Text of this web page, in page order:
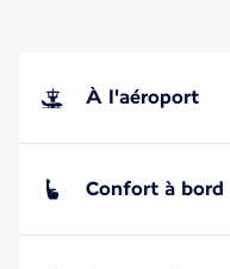
À l'aéroport
Confort à bord